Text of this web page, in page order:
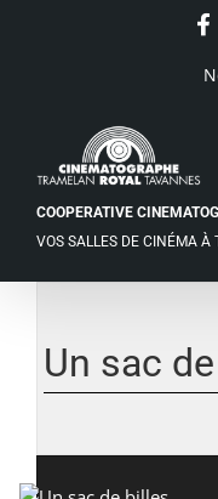
COOPERATIVE
VOS SALLES DE CINÉMA
Un sac